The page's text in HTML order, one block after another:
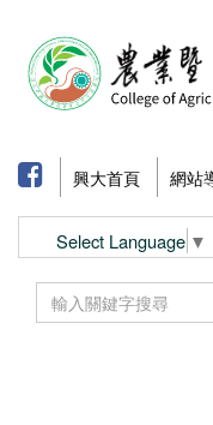
興大首頁 網站
Select Language ▼